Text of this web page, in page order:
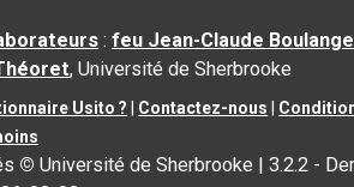
:feu Jean-Claude
, Université de Sherbrooke
Usito ? Contactez-nous
© Université de Sherbrooke |3.2.2 -